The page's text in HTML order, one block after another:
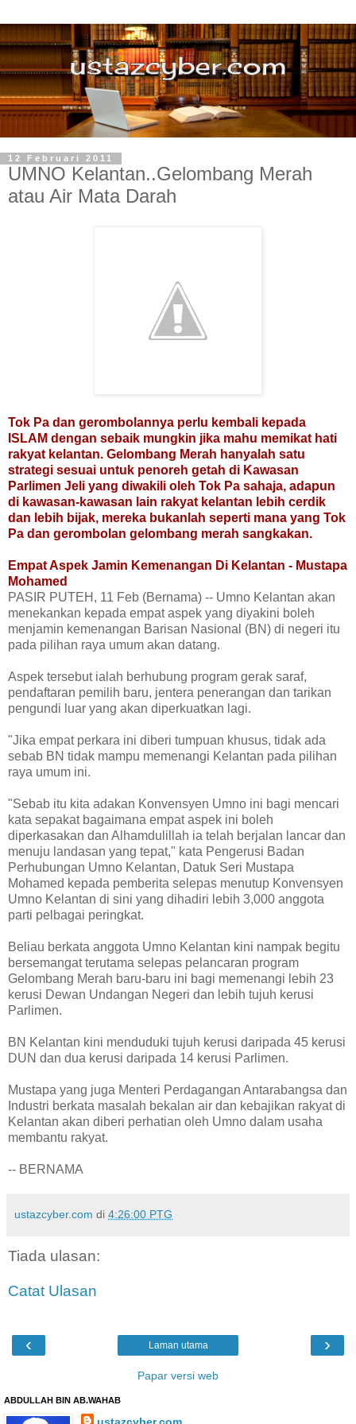
12 Februari 2011
UMNO Kelantan..Gelombang Merah
atau Air Mata Darah
Tok Pa dan gerombolannya perlu kembali kepada
ISLAM dengan sebaik mungkin jika mahu memikat hati
rakyat kelantan. Gelombang Merah hanyalah satu
strategi sesuai untuk penoreh getah di Kawasan
Parlimen Jeli yang diwakili oleh Tok Pa sahaja, adapun
di kawasan-kawasan lain rakyat kelantan lebih cerdik
dan lebih bijak, mereka bukanlah seperti mana yang Tok
Pa dan gerombolan gelombang merah sangkakan.
Empat Aspek Jamin Kemenangan Di Kelantan - Mustapa
Mohamed
PASIR PUTEH, 11 Feb (Bernama) -- Umno Kelantan akan
menekankan kepada empat aspek yang diyakini boleh
menjamin kemenangan Barisan Nasional (BN) di negeri itu
pada pilihan raya umum akan datang.
Aspek tersebut ialah berhubung program gerak saraf,
pendaftaran pemilih baru, jentera penerangan dan tarikan
pengundi luar yang akan diperkuatkan lagi.
"Jika empat perkara ini diberi tumpuan khusus, tidak ada
sebab BN tidak mampu memenangi Kelantan pada pilihan
raya umum ini.
"Sebab itu kita adakan Konvensyen Umno ini bagi mencari
kata sepakat bagaimana empat aspek ini boleh
diperkasakan dan Alhamdulillah ia telah berjalan lancar dan
menuju landasan yang tepat," kata Pengerusi Badan
Perhubungan Umno Kelantan, Datuk Seri Mustapa
Mohamed kepada pemberita selepas menutup Konvensyen
Umno Kelantan di sini yang dihadiri lebih 3,000 anggota
parti pelbagai peringkat.
Beliau berkata anggota Umno Kelantan kini nampak begitu
bersemangat terutama selepas pelancaran program
Gelombang Merah baru-baru ini bagi memenangi lebih 23
kerusi Dewan Undangan Negeri dan lebih tujuh kerusi
Parlimen.
BN Kelantan kini menduduki tujuh kerusi daripada 45 kerusi
DUN dan dua kerusi daripada 14 kerusi Parlimen.
Mustapa yang juga Menteri Perdagangan Antarabangsa dan
Industri berkata masalah bekalan air dan kebajikan rakyat di
Kelantan akan diberi perhatian oleh Umno dalam usaha
membantu rakyat.
-- BERNAMA
ustazcyber.com di 4:26:00 PTG
Tiada ulasan:
Catat Ulasan
‹ ›
Laman utama
Papar versi web
ABDULLAH BIN AB.WAHAB